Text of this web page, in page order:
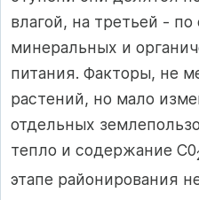
влагой, на третьей -
минеральных и
питания. Факторы, не
растений, но мало
отдельных
тепло и содержание С0
этапе районирования